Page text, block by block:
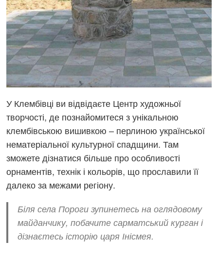
У Клембівці ви відвідаєте Центр художньої
творчості, де познайомитеся з унікальною
клембівською вишивкою – перлиною української
нематеріальної культурної спадщини. Там
зможете дізнатися більше про особливості
орнаментів, технік і кольорів, що прославили її
далеко за межами регіону.
Біля села Пороги зупинетесь на оглядовому
майданчику, побачите сарматський курган і
дізнаєтесь історію царя Інісмея.